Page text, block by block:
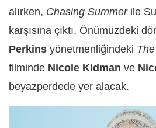
alırken, Chasing Summerile
karşısına çıktı. Önümüzdeki
Perkins yönetmenliğindeki
filminde Nicole Kidman ve
beyazperdede yer alacak.